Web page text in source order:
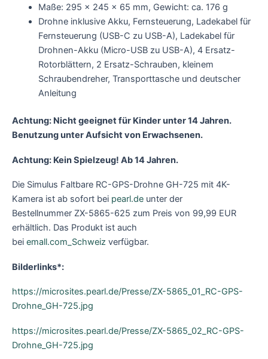
Maße: 295 x 245 x 65 mm, Gewicht: ca. 176 g
Drohne inklusive Akku, Fernsteuerung, Ladekabel für
Fernsteuerung (USB-C zu USB-A), Ladekabel für
Drohnen-Akku (Micro-USB zu USB-A), 4 Ersatz-
Rotorblättern, 2 Ersatz-Schrauben, kleinem
Schraubendreher, Transporttasche und deutscher
Anleitung
Achtung: Nicht geeignet für Kinder unter 14 Jahren.
Benutzung unter Aufsicht von Erwachsenen.
Achtung: Kein Spielzeug! Ab 14 Jahren.
Die Simulus Faltbare RC-GPS-Drohne GH-725 mit 4K-
Kamera ist ab sofort bei pearl.de unter der
Bestellnummer ZX-5865-625 zum Preis von 99,99 EUR
erhältlich. Das Produkt ist auch
bei emall.com_Schweiz verfügbar.
Bilderlinks*:
https://microsites.pearl.de/Presse/ZX-5865_01_RC-GPS-
Drohne_GH-725.jpg
https://microsites.pearl.de/Presse/ZX-5865_02_RC-GPS-
Drohne_GH-725.jpg